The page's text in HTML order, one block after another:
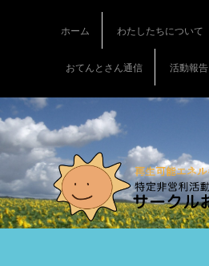
o
n
t
n
t
ホーム わたしたちについて
おてんとさん通信 活動報告